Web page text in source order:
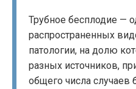
Трубное бесплодие —
распространенных
патологии, на долю
разных источников,
общего числа случаев